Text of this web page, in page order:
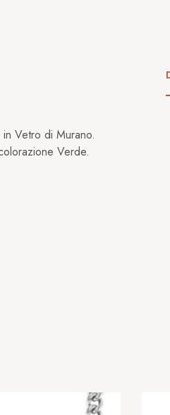
Vetro di Murano.
Verde.